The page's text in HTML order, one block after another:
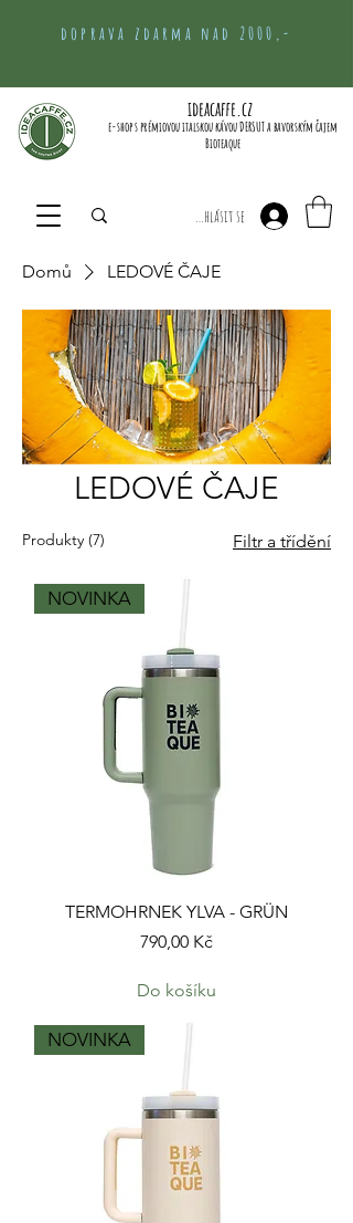
doprava zdarma nad 2000,-
e-shop s prémiovou italskou kávou DERSUT a bavorským čajem
Bioteaque
Přihlásit se
ideacaffe.cz
Domů LEDOVÉ ČAJE
LEDOVÉ ČAJE
Produkty (7) Filtr a třídění
NOVINKA
TERMOHRNEK YLVA - GRÜN
Cena
790,00 Kč
Do košíku
NOVINKA